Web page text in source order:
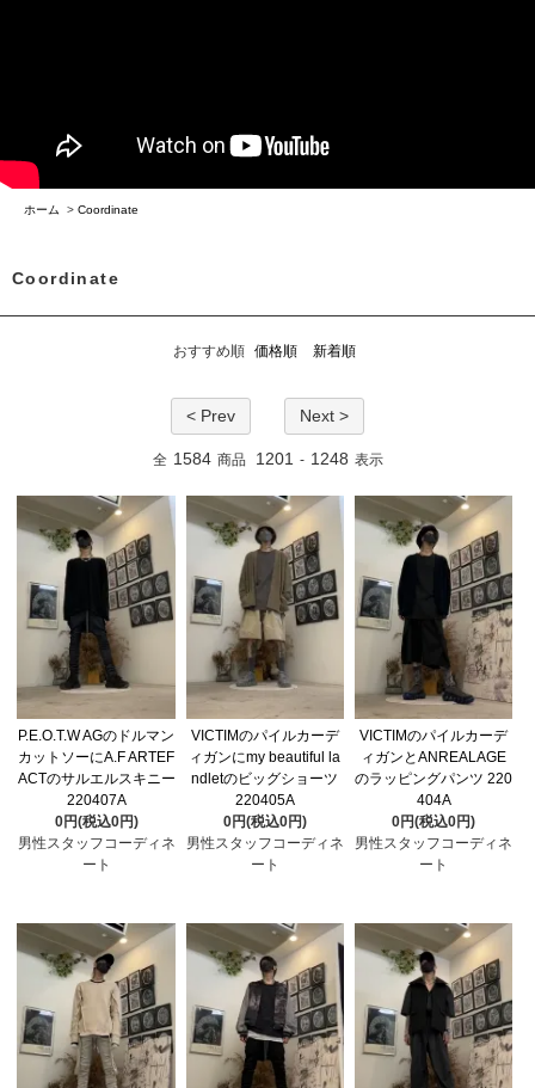
ホーム > Coordinate
Coordinate
おすすめ順 価格順 新着順
< Prev Next >
全 1584 商品 1201 - 1248 表示
P.E.O.T.W AGのドルマン
カットソーにA.F ARTEF
ACTのサルエルスキニー
220407A
0円(税込0円)
男性スタッフコーディネ
ート
VICTIMのパイルカーデ
ィガンにmy beautiful la
ndletのビッグショーツ
220405A
0円(税込0円)
男性スタッフコーディネ
ート
VICTIMのパイルカーデ
ィガンとANREALAGE
のラッピングパンツ 220
404A
0円(税込0円)
男性スタッフコーディネ
ート